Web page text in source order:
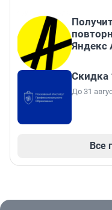
Яндекс
Скидка
До 31
Все